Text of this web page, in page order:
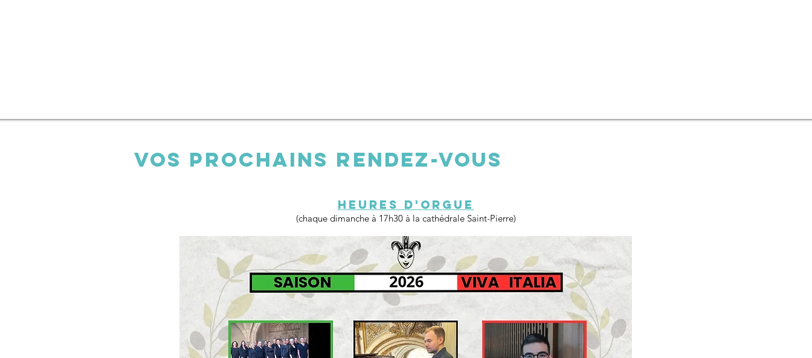
Vos prochains rendez-vous
Heures d'orgue
(chaque dimanche à 17h30 à la cathédrale Saint-Pierre)